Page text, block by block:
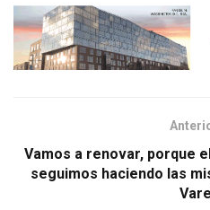
Vamos a renovar, porque
seguimos haciendo las